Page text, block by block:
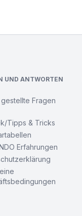
UND ANTWORTEN
Fragen
Tipps & Tricks
Erfahrungen